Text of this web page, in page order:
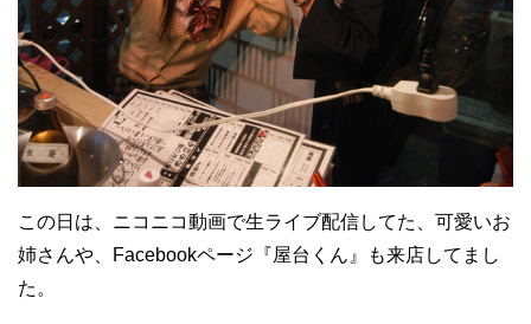
この日は、ニコニコ動画で生ライブ配信してた、可愛いお
姉さんや、Facebookページ『屋台くん』も来店してまし
た。